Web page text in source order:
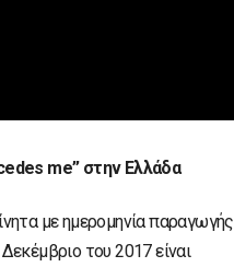
me” στην Ελλάδα
με ημερομηνία παραγωγής
του 2017 είναι